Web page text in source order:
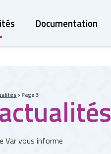
Documentation
>Page 3
Var vous informe